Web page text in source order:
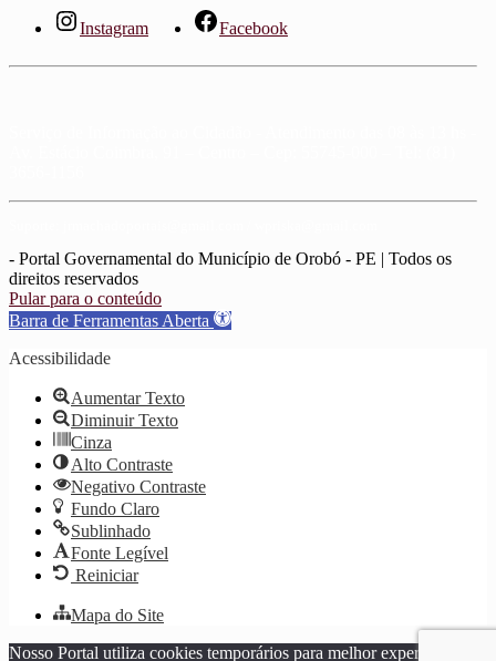
Instagram Facebook
- Portal Governamental do Município de Orobó - PE | Todos os
direitos reservados
Pular para o conteúdo
Barra de Ferramentas Aberta
Acessibilidade
Aumentar Texto
Diminuir Texto
Cinza
Alto Contraste
Negativo Contraste
Fundo Claro
Sublinhado
Fonte Legível
Reiniciar
Mapa do Site
Nosso Portal utiliza cookies temporários para melhor experiência